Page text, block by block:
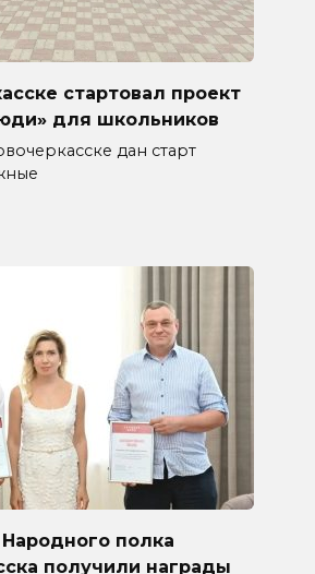
стартовал проект
для школьников
дан старт
полка
получили награды